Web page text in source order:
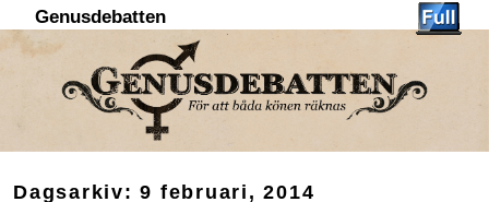
Genusdebatten
Dagsarkiv:9 februari, 2014